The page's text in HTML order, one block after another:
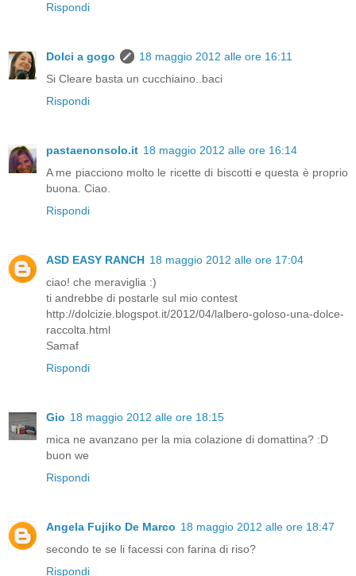
Rispondi
Dolci a gogo
18 maggio 2012 alle ore 16:11
Si Cleare basta un cucchiaino..baci
Rispondi
pastaenonsolo.it 18 maggio 2012 alle ore 16:14
A me piacciono molto le ricette di biscotti e questa è proprio
buona. Ciao.
Rispondi
ASD EASY RANCH 18 maggio 2012 alle ore 17:04
ciao! che meraviglia :)
ti andrebbe di postarle sul mio contest
http://dolcizie.blogspot.it/2012/04/lalbero-goloso-una-dolce-
raccolta.html
Samaf
Rispondi
Gio 18 maggio 2012 alle ore 18:15
mica ne avanzano per la mia colazione di domattina? :D
buon we
Rispondi
Angela Fujiko De Marco 18 maggio 2012 alle ore 18:47
secondo te se li facessi con farina di riso?
Rispondi